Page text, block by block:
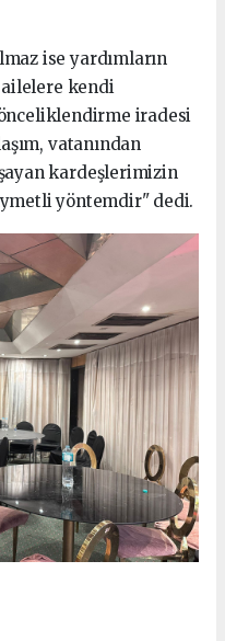
ise yardımların
ailelere kendi
iradesi
vatanından
kardeşlerimizin
yöntemdir" dedi.